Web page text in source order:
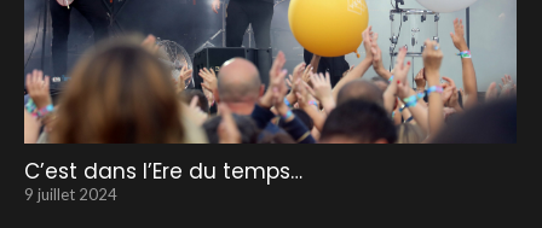
C’est dans l’Ere du temps…
9 juillet 2024